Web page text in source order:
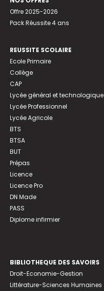
Offre 2025-2026
Pack Réussite 4 ans
REUSSITE SCOLAIRE
Ecole Primaire
Collège
CAP
Lycée général et technologique
Lycée Professionnel
Lycée Agricole
BTS
BTSA
BUT
Prépas
Licence
Licence Pro
DN Made
PASS
Diplome infirmier
BIBLIOTHEQUE DES SAVOIRS
Droit-Economie-Gestion
Littérature-Sciences Humaines